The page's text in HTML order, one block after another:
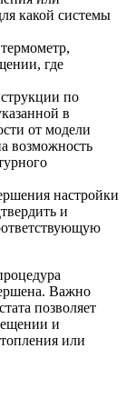
какой системы
где
по
в
от модели
возможность
настройки
и
Важно
позволяет
и
или